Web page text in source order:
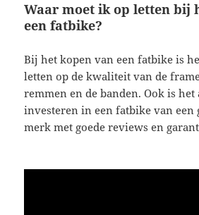
Waar moet ik op letten bij
een fatbike?
Bij het kopen van een fatbike is
letten op de kwaliteit van de
remmen en de banden. Ook is het
investeren in een fatbike van een
merk met goede reviews en